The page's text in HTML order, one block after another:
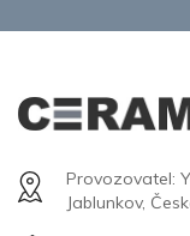
Provozovatel:
Jablunkov,